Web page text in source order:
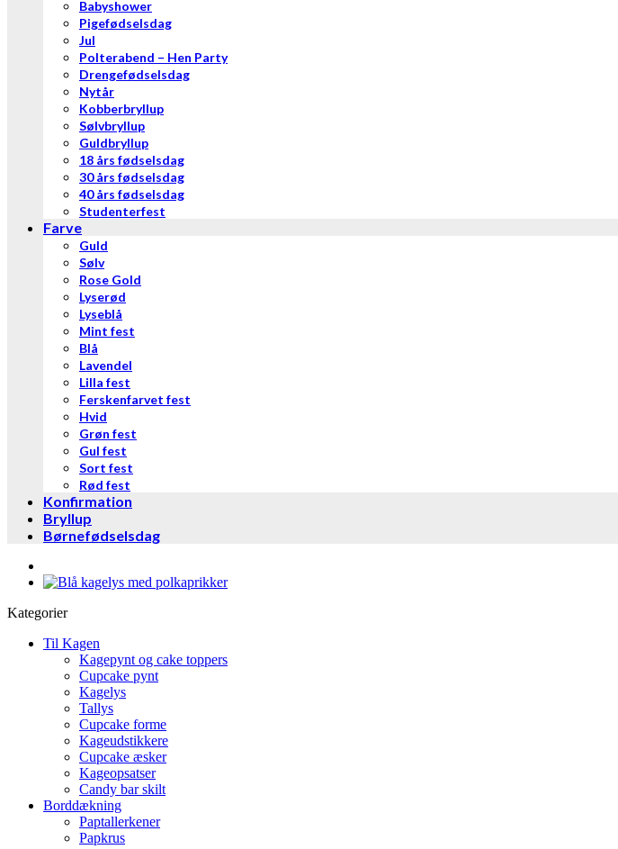
Babyshower
Pigefødselsdag
Jul
Polterabend – Hen Party
Drengefødselsdag
Nytår
Kobberbryllup
Sølvbryllup
Guldbryllup
18 års fødselsdag
30 års fødselsdag
40 års fødselsdag
Studenterfest
Farve
Guld
Sølv
Rose Gold
Lyserød
Lyseblå
Mint fest
Blå
Lavendel
Lilla fest
Ferskenfarvet fest
Hvid
Grøn fest
Gul fest
Sort fest
Rød fest
Konfirmation
Bryllup
Børnefødselsdag
Kategorier
Til Kagen
Kagepynt og cake toppers
Cupcake pynt
Kagelys
Tallys
Cupcake forme
Kageudstikkere
Cupcake æsker
Kageopsatser
Candy bar skilt
Borddækning
Paptallerkener
Papkrus